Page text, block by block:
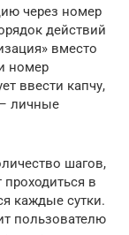
через номер
действий
вместо
номер
ввести капчу,
личные
шагов,
в
каждые сутки.
пользователю